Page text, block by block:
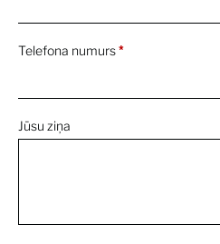
Telefona numurs*
Jūsu ziņa